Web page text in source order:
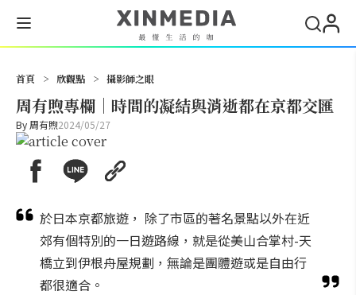
首頁 > 欣觀點 > 攝影師之眼
周有煦專欄｜時間的凝結與消逝都在京都交匯
By 周有煦2024/05/27
於日本京都旅遊， 除了市區的著名景點以外在近
郊有個特別的一日遊路線，就是從美山合掌村-天
橋立到伊根舟屋規劃，無論是團體遊或是自由行
都很適合。